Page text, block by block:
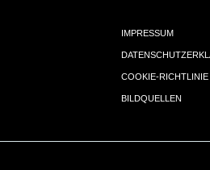
IMPRESSUM
COOKIE-RICHTLINIE
BILDQUELLEN